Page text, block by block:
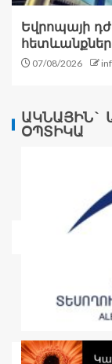
Եվրոպայի
07/08/2026
ԱԿՆԱՅԻՆ`
ՕՊՏԻԿԱ